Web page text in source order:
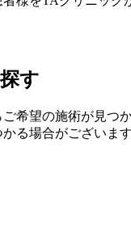
す
希望の施術が見つ
る場合がございます